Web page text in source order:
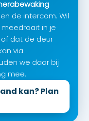
de intercom. Wil
in je
of dat de deur
via
we daar bij
mee.
kan? Plan